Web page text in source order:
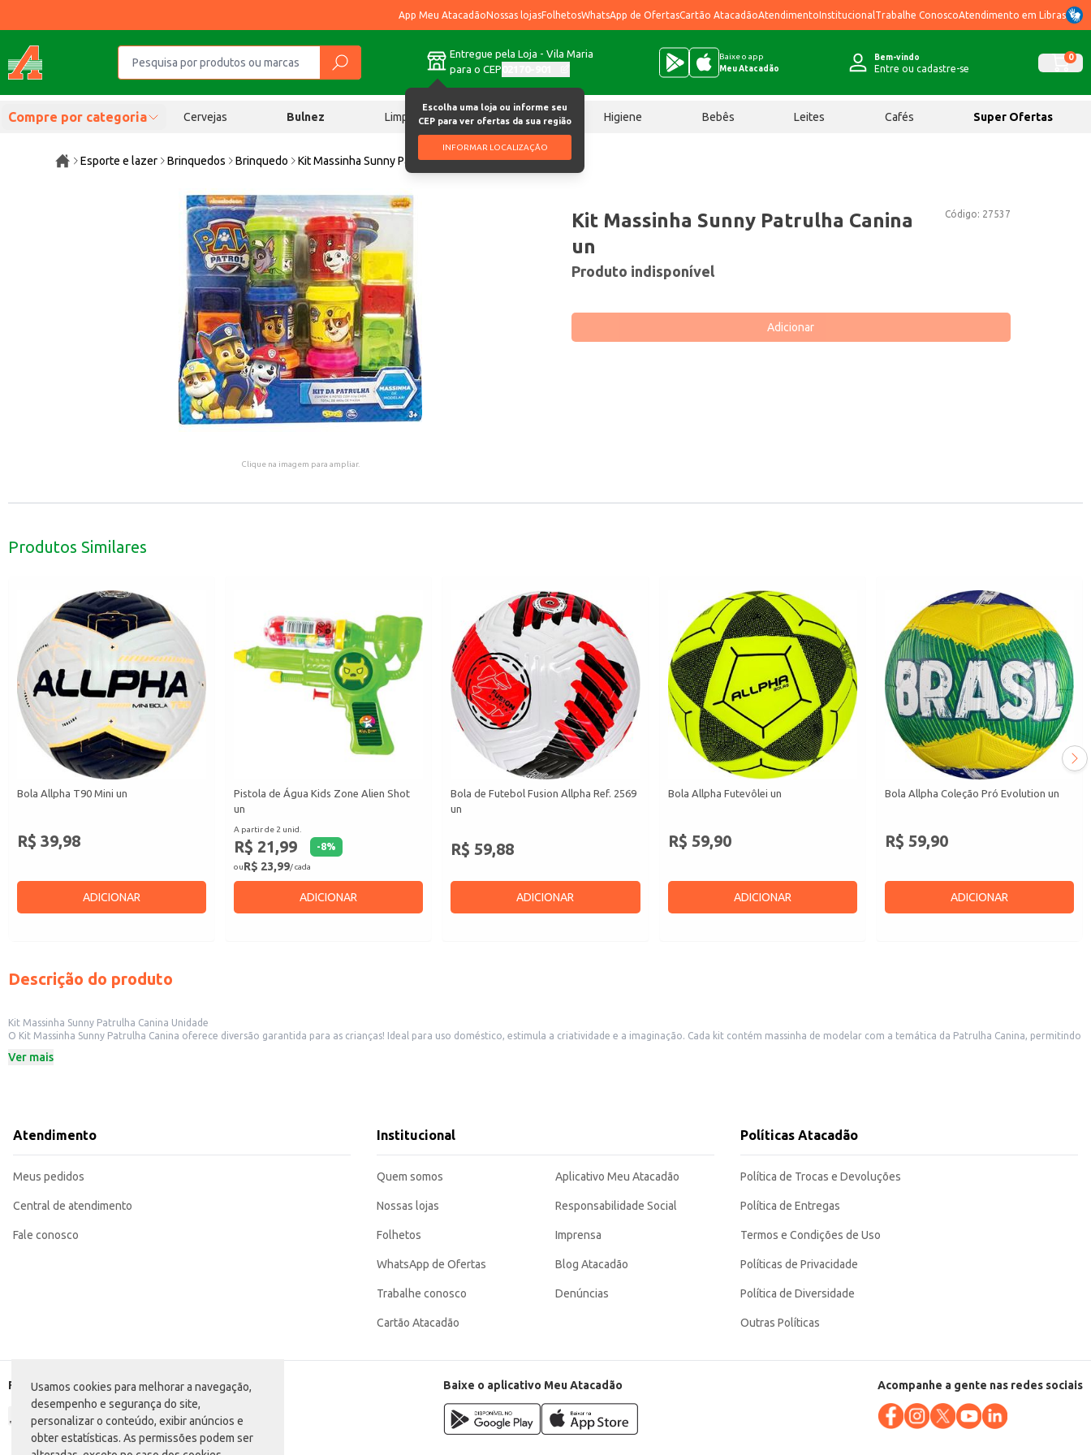
Usamos cookies para melhorar a navegação,
desempenho e segurança do site,
personalizar o conteúdo, exibir anúncios e
obter estatísticas. As permissões podem ser
App Meu AtacadãoNossas lojasFolhetosWhatsApp de OfertasCartão AtacadãoAtendimentoInstitucional Trabalhe ConoscoAtendimento em Libras
Entregue pela Loja - Vila Maria
para o CEP
Escolha uma loja ou informe seu
CEP para ver ofertas da sua região
INFORMAR LOCALIZAÇÃO
Baixe o app
Meu Atacadão
Bem-vindo
Entre ou cadastre-se
0
Compre por categoria Cervejas Bulnez Limpeza Chocolates Higiene Bebês Leites Cafés Super Ofertas
Esporte e lazer Brinquedos Brinquedo Kit Massinha Sunny Patrulha Canina un
Clique na imagem para ampliar.
Código: 27537
Kit Massinha Sunny Patrulha Canina
un
Produto indisponível
Adicionar
Produtos Similares
Bola Allpha T90 Mini un
R$ 39,98
ADICIONAR
Pistola de Água Kids Zone Alien Shot
un
A partir de 2 unid.
R$ 21,99 -8%
ouR$ 23,99/ cada
ADICIONAR
Bola de Futebol Fusion Allpha Ref. 2569
un
R$ 59,88
ADICIONAR
Bola Allpha Futevôlei un
R$ 59,90
ADICIONAR
Bola Allpha Coleção Pró Evolution un
R$ 59,90
ADICIONAR
Descrição do produto
Kit Massinha Sunny Patrulha Canina Unidade
O Kit Massinha Sunny Patrulha Canina oferece diversão garantida para as crianças! Ideal para uso doméstico, estimula a criatividade e a imaginação. Cada kit contém massinha de modelar com a temática da Patrulha Canina, permitindo
Marca: Sunny
O Kit Massinha Sunny Patrulha Canina é uma opção divertida e criativa para entreter as crianças, proporcionando momentos de alegria e aprendizado.
Ver mais
Atendimento
Meus pedidos
Central de atendimento
Fale conosco
Institucional
Quem somos
Nossas lojas
Folhetos
WhatsApp de Ofertas
Trabalhe conosco
Cartão Atacadão
Aplicativo Meu Atacadão
Responsabilidade Social
Imprensa
Blog Atacadão
Denúncias
Políticas Atacadão
Política de Trocas e Devoluções
Política de Entregas
Termos e Condições de Uso
Políticas de Privacidade
Política de Diversidade
Outras Políticas
Formas de pagamento Baixe o aplicativo Meu Atacadão Acompanhe a gente nas redes sociais